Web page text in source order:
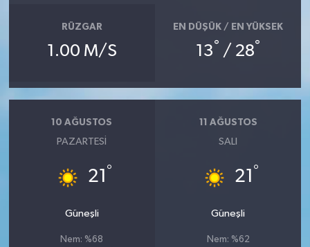
RÜZGAR
1.00 M/S
EN DÜŞÜK / EN YÜKSEK
13° / 28°
10 AĞUSTOS
PAZARTESI
21 °
Güneşli
Nem: %68
11 AĞUSTOS
SALI
21 °
Güneşli
Nem: %62